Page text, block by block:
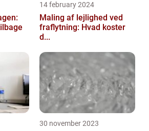
14 february 2024
Maling af lejlighed ved
fraflytning: Hvad koster
d...
30 november 2023